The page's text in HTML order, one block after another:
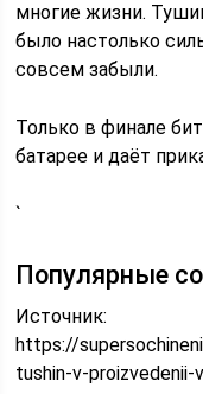
многие жизни.
было настолько
совсем забыли.
Только в финале
батарее и даёт
`
Популярные
Источник:
https://
tushin-v-proizvedenii-